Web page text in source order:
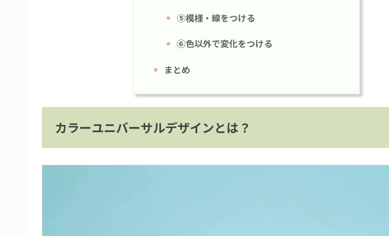
⑤模様・線をつける
⑥色以外で変化をつける
まとめ
カラーユニバーサルデザインとは？